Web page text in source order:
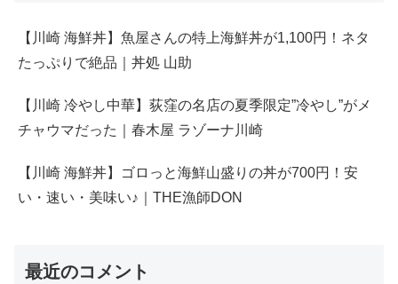
【川崎 海鮮丼】魚屋さんの特上海鮮丼が1,100円！ネタ
たっぷりで絶品｜丼処 山助
【川崎 冷やし中華】荻窪の名店の夏季限定”冷やし”がメ
チャウマだった｜春木屋 ラゾーナ川崎
【川崎 海鮮丼】ゴロっと海鮮山盛りの丼が700円！安
い・速い・美味い♪｜THE漁師DON
最近のコメント